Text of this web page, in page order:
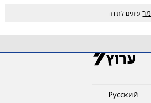
עיתים לתורה
Pусский